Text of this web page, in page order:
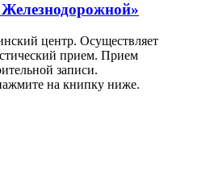
центр. Осуществляет
прием. Прием
записи.
на книпку ниже.